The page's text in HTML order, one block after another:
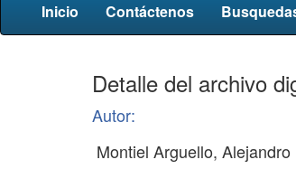
Inicio Contáctenos
Detalle del archivo
Autor: